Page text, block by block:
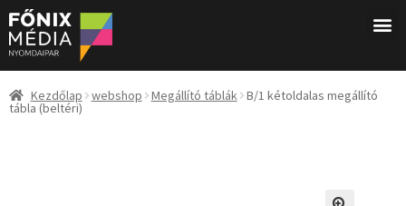
Kezdőlap webshop Megállító táblák B/1 kétoldalas megállító
tábla (beltéri)